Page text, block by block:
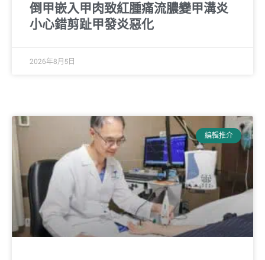
倒甲嵌入甲肉致紅腫痛流膿變甲溝炎
小心錯剪趾甲發炎惡化
2026年8月5日
編輯推介